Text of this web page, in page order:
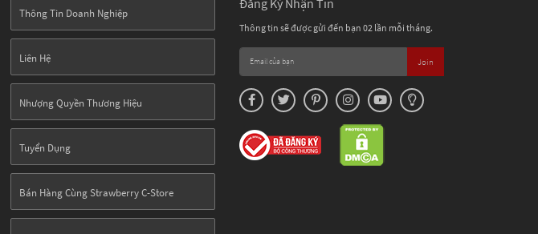
Thông Tin Doanh Nghiệp
Liên Hệ
Nhượng Quyền Thương Hiệu
Tuyển Dụng
Bán Hàng Cùng Strawberry C-Store
Thông tin sẽ được gửi đến bạn 02 lần mỗi tháng.
Join